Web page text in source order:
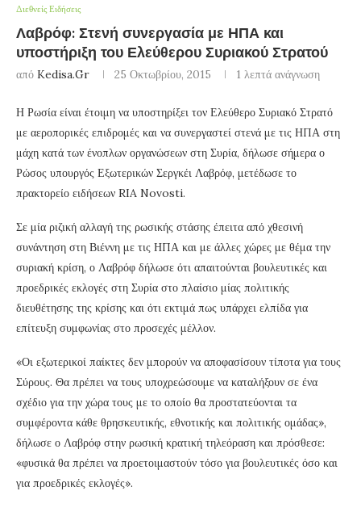
Διεθνείς Ειδήσεις
Λαβρόφ: Στενή συνεργασία με ΗΠΑ και
υποστήριξη του Ελεύθερου Συριακού Στρατού
από Kedisa.gr 25 Οκτωβρίου, 2015 1 λεπτά ανάγνωση
Η Ρωσία είναι έτοιμη να υποστηρίξει τον Ελεύθερο Συριακό Στρατό
με αεροπορικές επιδρομές και να συνεργαστεί στενά με τις ΗΠΑ στη
μάχη κατά των ένοπλων οργανώσεων στη Συρία, δήλωσε σήμερα ο
Ρώσος υπουργός Εξωτερικών Σεργκέι Λαβρόφ, μετέδωσε το
πρακτορείο ειδήσεων RIA Novosti.
Σε μία ριζική αλλαγή της ρωσικής στάσης έπειτα από χθεσινή
συνάντηση στη Βιέννη με τις ΗΠΑ και με άλλες χώρες με θέμα την
συριακή κρίση, ο Λαβρόφ δήλωσε ότι απαιτούνται βουλευτικές και
προεδρικές εκλογές στη Συρία στο πλαίσιο μίας πολιτικής
διευθέτησης της κρίσης και ότι εκτιμά πως υπάρχει ελπίδα για
επίτευξη συμφωνίας στο προσεχές μέλλον.
«Οι εξωτερικοί παίκτες δεν μπορούν να αποφασίσουν τίποτα για τους
Σύρους. Θα πρέπει να τους υποχρεώσουμε να καταλήξουν σε ένα
σχέδιο για την χώρα τους με το οποίο θα προστατεύονται τα
συμφέροντα κάθε θρησκευτικής, εθνοτικής και πολιτικής ομάδας»,
δήλωσε ο Λαβρόφ στην ρωσική κρατική τηλεόραση και πρόσθεσε:
«φυσικά θα πρέπει να προετοιμαστούν τόσο για βουλευτικές όσο και
για προεδρικές εκλογές».